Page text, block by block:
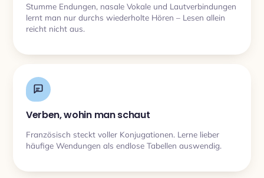
Stumme Endungen, nasale Vokale und Lautverbindungen
lernt man nur durchs wiederholte Hören – Lesen allein
reicht nicht aus.
Verben, wohin man schaut
Französisch steckt voller Konjugationen. Lerne lieber
häufige Wendungen als endlose Tabellen auswendig.